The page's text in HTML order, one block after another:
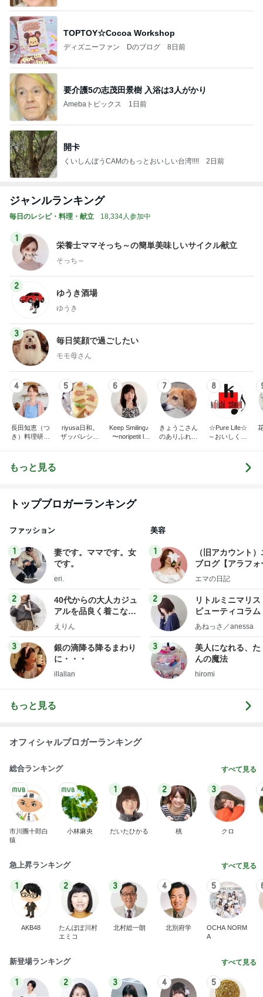
TOPTOY☆Cocoa Workshop
ディズニーファン Dのブログ 8日前
要介護5の志茂田景樹 入浴は3人がかり
Amebaトピックス 1日前
開卡
くいしんぼうCAMのもっとおいしい台湾!!!! 2日前
ジャンルランキング
毎日のレシピ・料理・献立 18,334人参加中
1
栄養士ママそっち～の簡単美味しいサイクル献立
そっち～
2
ゆうき酒場
ゆうき
3
毎日笑顔で過ごしたい
モモ母さん
4
長田知恵（つ
き）料理研究
キッチンアイ
テム」
5
riyusa日和。
ザッパレシピ
6
Keep Smiling♪
〜noripetit lif
7
きょうこさん
のありふれた
8
☆Pure Life☆
～おいしく、
もっと見る
トップブロガーランキング
ファッション
1
妻です。ママです。女
です。
eri.
2
40代からの大人カジュ
アルを品良く着こなす
ファッションブログ
えりん
3
銀の滴降る降るまわり
に・・・
illallan
美容
1
（旧アカウント
ブログ【アラフォ
社売却セカンドラ
エマの日記
2
リトルミニマリス
ビューティコラ
little
あねっさ／anessa
3
美人になれる、た
んの魔法
hiromi
もっと見る
オフィシャルブロガーランキング
総合ランキング すべて見る
市川團十郎白
猿
小林麻央
1
だいたひかる
2
桃
3
クロ
急上昇ランキング すべて見る
1
AKB48
2
たんぽぽ川村
エミコ
3
北村総一朗
4
北別府学
5
OCHA NORM
A
新登場ランキング すべて見る
1 2 3 4 5